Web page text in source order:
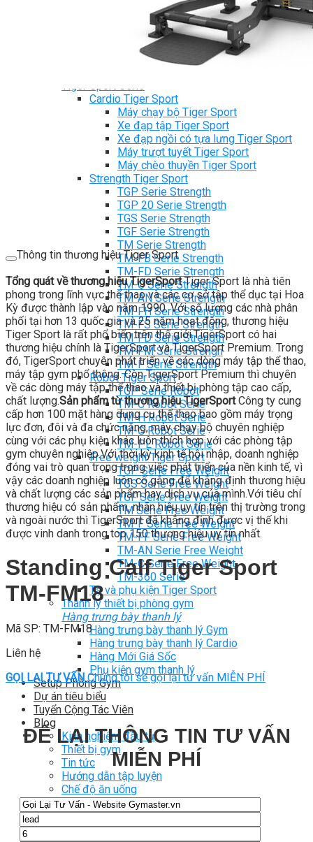
Máy tập phục hồi chức năng Spirit
Strength Spirit
SP3 Serie Strength Spirit
SP4 Serie Strength Spirit
Robot Spirit
Tiger Sport Serie
Cardio Tiger Sport
Máy chạy bộ Tiger Sport
Xe đạp tập Tiger Sport
Xe đạp ngồi có tựa lưng Tiger Sport
Máy trượt tuyết Tiger Sport
Máy chèo thuyền Tiger Sport
Strength Tiger Sport
TGP Serie Strength
TGP 20 Serie Strength
TGS Serie Strength
TGF Serie Strength
TM Serie Strength
TM-FB Serie Strength
TM-FD Serie Strength
TM-C Serie Strength
TM-AN Serie Strength
TM-FH Serie Strength
TM-FS Serie Strength
TM-FD Serie Strength
TM-FM Serie Strengh
TM-F Serie Strength
Robot Tiger Sport
TGP Serie Robot
TM-C Robot Serie
TM-H Robot Serie
TM-G Robot Serie
TM-PL Robot Serie
Free weight Tiger Sport
TGP Serie Free Weight
TGS Serie Free Weight
TGF Serie Free Weight
TM Serie Free Weight
TM-F Serie Free Weight
TM-FF Serie Free Weight
TM-AN Serie Free Weight
TM-C Serie Free Weight
TM-360 Serie
Tạ và phụ kiện Tiger Sport
Thanh lý thiết bị phòng gym
Hàng trưng bày thanh lý
Hàng trưng bày thanh lý Gym
Hàng trưng bày thanh lý Cardio
Hàng Mới Giá Sốc
Phụ kiện gym thanh lý
Setup Phòng Gym
Dự án tiêu biểu
Tuyển Cộng Tác Viên
Blog
Kinh nghiệm đầu tư
Thiết bị gym
Tin tức
Hướng dẫn tập luyện
Chế độ ăn uống
Liên Hệ
Tìm kiếm:
Thông tin thương hiệu Tiger Sport
Tổng quát về thương hiệu TigerSportTiger Sport là nhà tiên
phong trong lĩnh vực thể thao và các cơ sở tập thể dục tại Hoa
Kỳ được thành lập vào năm 1990. Với số lượng các nhà phân
phối tại hơn 13 quốc gia và 25 năm hoạt động, thương hiệu
Tiger Sport là rất phổ biến trên thế giới.TigerSport có hai
thương hiệu chính là TigerSport và TigerSport Premium. Trong
đó, TigerSport chuyên phát triển về các dòng máy tập thể thao,
máy tập gym phổ thông. Còn TigerSport Premium thì chuyên
về các dòng máy tập thể thao và thiết bị phòng tập cao cấp,
chất lượng.Sản phẩm từ thương hiệu TigerSportCông ty cung
cấp hơn 100 mặt hàng dụng cụ thể thao bao gồm máy trọng
lực đơn, đôi và đa chức năng, máy chạy bộ chuyên nghiệp
cùng với các phụ kiện khác luôn thích hợp với các phòng tập
gym chuyên nghiệp.Với thời kỳ kinh tế hội nhập, doanh nghiệp
đóng vai trò quan trọng trong việc phát triển của nền kinh tế, vì
vậy các doanh nghiệp luôn cố gắng để khẳng định thương hiệu
và chất lượng các sản phẩm hay dịch vụ của mình.Với tiêu chí
thương hiệu có sản phẩm, nhãn hiệu uy tín trên thị trường trong
và ngoài nước thì TigerSport đã khẳng định được vị thế khi
được vinh danh trong top 150 thương hiệu uy tín nhất.
Standing Calf Tiger Sport
TM-FM18
Mã SP: TM-FM18
Liên hệ
GỌI LẠI TƯ VẤN Chúng tôi sẽ gọi lại tư vấn MIỄN PHÍ
ĐỂ LẠI THÔNG TIN TƯ VẤN
MIỄN PHÍ